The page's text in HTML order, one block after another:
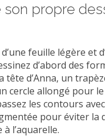
son propre
feuille légère et
d’abord des
tête d’Anna, un
cercle allongé pour le
les contours
pour éviter la
l’aquarelle.